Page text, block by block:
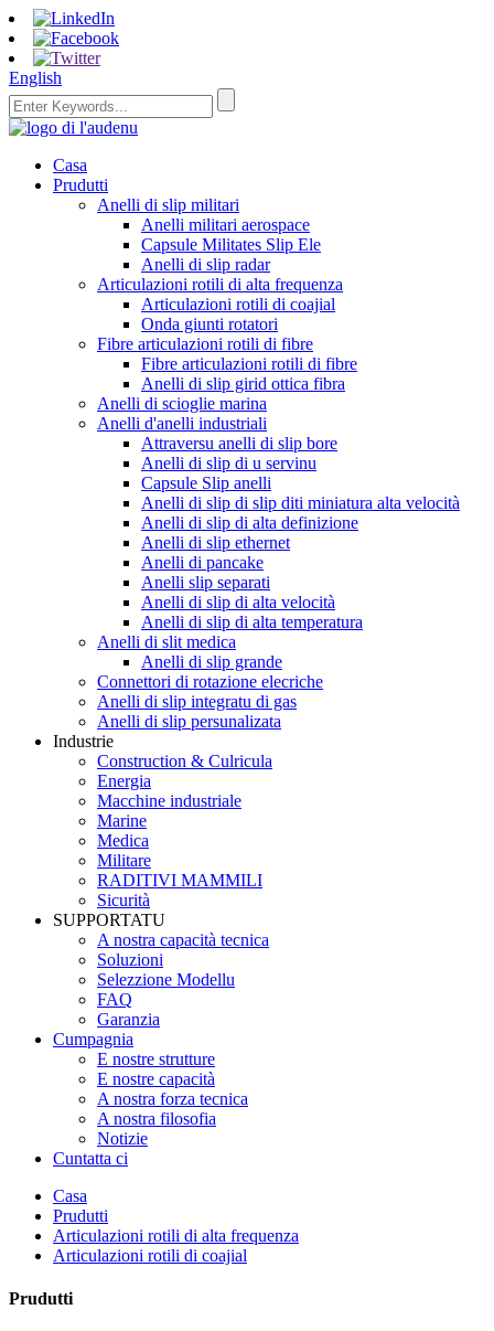
English
Casa
Prudutti
Anelli di slip militari
Anelli militari aerospace
Capsule Militates Slip Ele
Anelli di slip radar
Articulazioni rotili di alta frequenza
Articulazioni rotili di coajial
Onda giunti rotatori
Fibre articulazioni rotili di fibre
Fibre articulazioni rotili di fibre
Anelli di slip girid ottica fibra
Anelli di scioglie marina
Anelli d'anelli industriali
Attraversu anelli di slip bore
Anelli di slip di u servinu
Capsule Slip anelli
Anelli di slip di slip diti miniatura alta velocità
Anelli di slip di alta definizione
Anelli di slip ethernet
Anelli di pancake
Anelli slip separati
Anelli di slip di alta velocità
Anelli di slip di alta temperatura
Anelli di slit medica
Anelli di slip grande
Connettori di rotazione elecriche
Anelli di slip integratu di gas
Anelli di slip persunalizata
Industrie
Construction & Culricula
Energia
Macchine industriale
Marine
Medica
Militare
RADITIVI MAMMILI
Sicurità
SUPPORTATU
A nostra capacità tecnica
Soluzioni
Selezzione Modellu
FAQ
Garanzia
Cumpagnia
E nostre strutture
E nostre capacità
A nostra forza tecnica
A nostra filosofia
Notizie
Cuntatta ci
Casa
Prudutti
Articulazioni rotili di alta frequenza
Articulazioni rotili di coajial
Prudutti